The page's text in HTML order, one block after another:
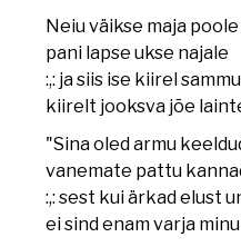
Neiu väikse maja
pani lapse ukse najale
:,: ja siis ise kiirel
kiirelt jooksva jõe
"Sina oled armu
vanemate pattu
:,: sest kui ärkad elust
ei sind enam varja minu